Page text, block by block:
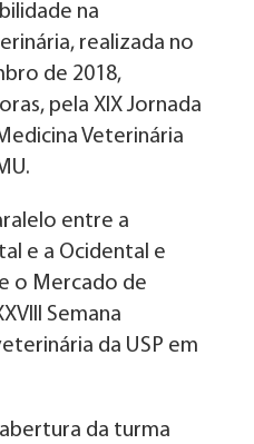
na
realizada no
de 2018,
pela XIX Jornada
Veterinária
entre a
e a Ocidental e
o Mercado de
Semana
da USP em
da turma